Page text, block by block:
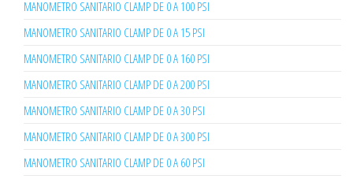
MANOMETRO SANITARIO CLAMP DE 0 A 100 PSI
MANOMETRO SANITARIO CLAMP DE 0 A 15 PSI
MANOMETRO SANITARIO CLAMP DE 0 A 160 PSI
MANOMETRO SANITARIO CLAMP DE 0 A 200 PSI
MANOMETRO SANITARIO CLAMP DE 0 A 30 PSI
MANOMETRO SANITARIO CLAMP DE 0 A 300 PSI
MANOMETRO SANITARIO CLAMP DE 0 A 60 PSI